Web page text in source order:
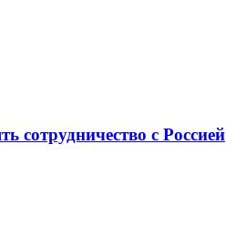
сотрудничество с Россией